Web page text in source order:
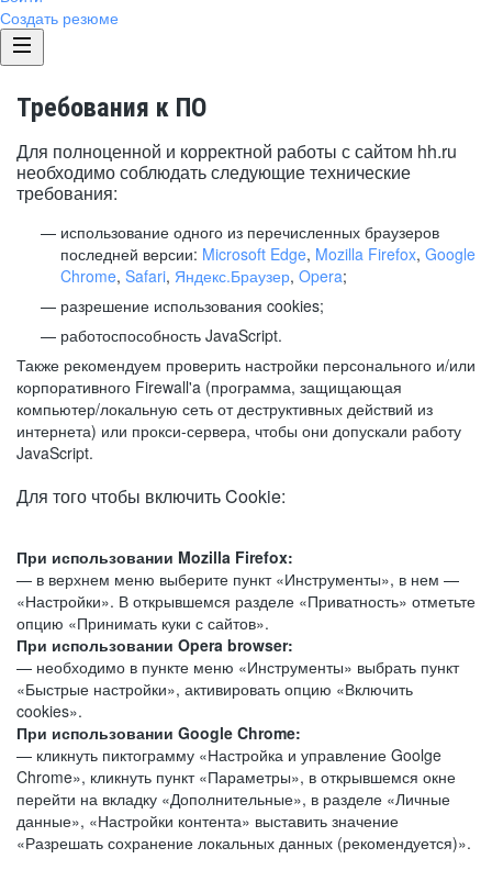
Создать резюме
Требования к ПО
Для полноценной и корректной работы с сайтом hh.ru
необходимо соблюдать следующие технические
требования:
использование одного из перечисленных браузеров
последней версии: Microsoft Edge, Mozilla Firefox, Google
Chrome, Safari, Яндекс.Браузер, Opera;
разрешение использования cookies;
работоспособность JavaScript.
Также рекомендуем проверить настройки персонального и/или
корпоративного Firewall'a (программа, защищающая
компьютер/локальную сеть от деструктивных действий из
интернета) или прокси-сервера, чтобы они допускали работу
JavaScript.
Для того чтобы включить Cookie:
При использовании Mozilla Firefox:
— в верхнем меню выберите пункт «Инструменты», в нем —
«Настройки». В открывшемся разделе «Приватность» отметьте
опцию «Принимать куки с сайтов».
При использовании Opera browser:
— необходимо в пункте меню «Инструменты» выбрать пункт
«Быстрые настройки», активировать опцию «Включить
cookies».
При использовании Google Chrome:
— кликнуть пиктограмму «Настройка и управление Goolge
Chrome», кликнуть пункт «Параметры», в открывшемся окне
перейти на вкладку «Дополнительные», в разделе «Личные
данные», «Настройки контента» выставить значение
«Разрешать сохранение локальных данных (рекомендуется)».